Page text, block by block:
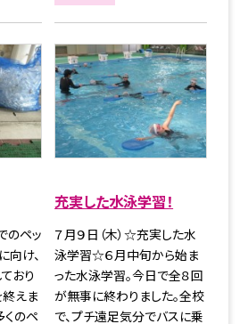
のペッ
向け、
おり
終えま
くのペ
充実した水泳学習！
７月９日（木）☆充実した水
泳学習☆６月中旬から始ま
った水泳学習。今日で全８回
が無事に終わりました。全校
で、プチ遠足気分でバスに乗